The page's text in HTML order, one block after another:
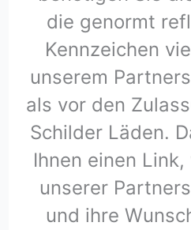
die genormt
Kennzeichen
unserem
als vor den
Schilder Läden.
Ihnen einen
unserer
und ihre